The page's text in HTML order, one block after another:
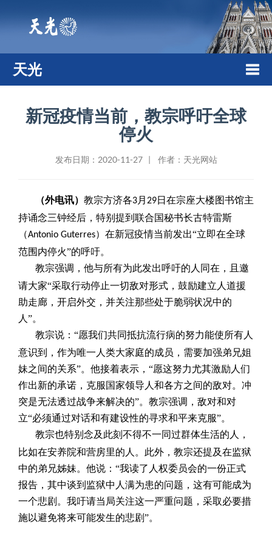
天光
新冠疫情当前，教宗呼吁全球
停火
发布日期：2020-11-27 | 作者：天光网站
（外电讯） 教宗方济各3月 29日在宗座大楼图书馆主
持诵念三钟经后，特别提到联合国秘书长古特雷斯
（Antonio Guterres）在新冠疫情当前发出“立即在全球
范围内停火”的呼吁。
教宗强调，他与所有为此发出呼吁的人同在，且邀
请大家“采取行动停止一切敌对形式，鼓励建立人道援
助走廊，开启外交，并关注那些处于脆弱状况中的
人”。
教宗说：“愿我们共同抵抗流行病的努力能使所有人
意识到，作为唯一人类大家庭的成员，需要加强弟兄姐
妹之间的关系”。他接着表示，“愿这努力尤其激励人们
作出新的承诺，克服国家领导人和各方之间的敌对。冲
突是无法透过战争来解决的”。教宗强调，敌对和对
立“必须通过对话和有建设性的寻求和平来克服”。
教宗也特别念及此刻不得不一同过群体生活的人，
比如在安养院和营房里的人。此外，教宗还提及在监狱
中的弟兄姊妹。他说：“我读了人权委员会的一份正式
报告，其中谈到监狱中人满为患的问题，这有可能成为
一个悲剧。我吁请当局关注这一严重问题，采取必要措
施以避免将来可能发生的悲剧”。